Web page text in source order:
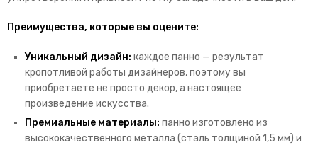
Преимущества, которые вы оцените:
Уникальный дизайн: каждое панно — результат
кропотливой работы дизайнеров, поэтому вы
приобретаете не просто декор, а настоящее
произведение искусства.
Премиальные материалы: панно изготовлено из
высококачественного металла (сталь толщиной 1,5 мм) и